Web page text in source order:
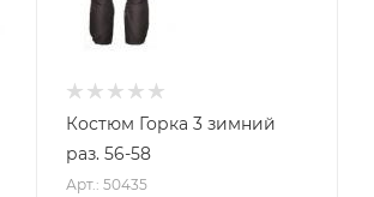
Костюм Горка 3 зимний
раз. 56-58
Арт.: 50435